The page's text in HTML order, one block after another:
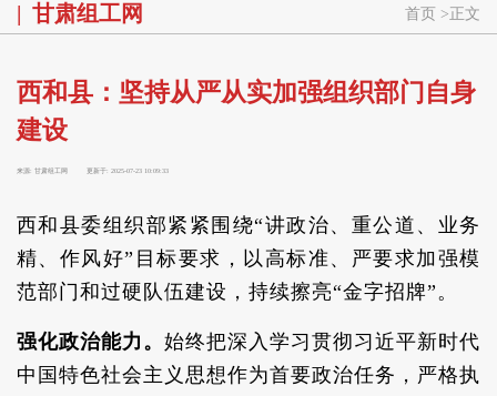
甘肃组工网 首页 > 正文
西和县：坚持从严从实加强组织部门自身
建设
来源: 甘肃组工网 更新于: 2025-07-23 10:09:33
西和县委组织部紧紧围绕“讲政治、重公道、业务
精、作风好”目标要求，以高标准、严要求加强模
范部门和过硬队伍建设，持续擦亮“金字招牌”。
强化政治能力。 始终把深入学习贯彻习近平新时代
中国特色社会主义思想作为首要政治任务，严格执